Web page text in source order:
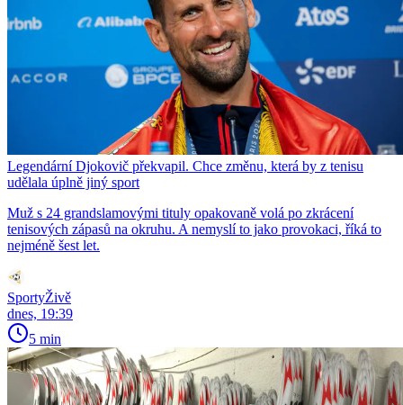
Legendární Djokovič překvapil. Chce změnu, která by z tenisu
udělala úplně jiný sport
Muž s 24 grandslamovými tituly opakovaně volá po zkrácení
tenisových zápasů na okruhu. A nemyslí to jako provokaci, říká to
nejméně šest let.
SportyŽivě
dnes, 19:39
5 min